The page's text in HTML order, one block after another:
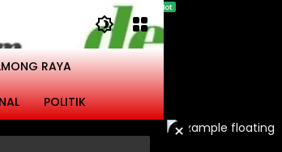
RAYA
POLITIK
×